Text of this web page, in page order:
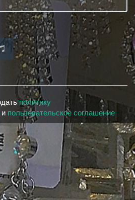
политику
и пользовательское соглашение